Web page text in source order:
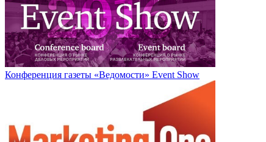
Конференция газеты «Ведомости» Event Show